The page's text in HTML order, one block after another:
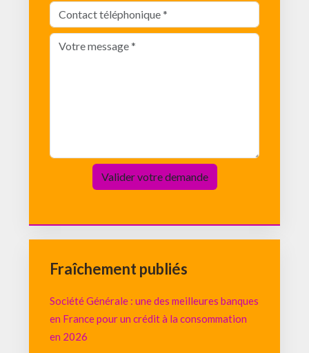
Fraîchement publiés
Société Générale : une des meilleures banques
en France pour un crédit à la consommation
en 2026